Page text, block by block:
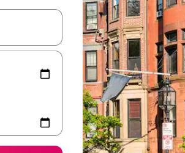
les flèches vers le haut et vers le bas pour